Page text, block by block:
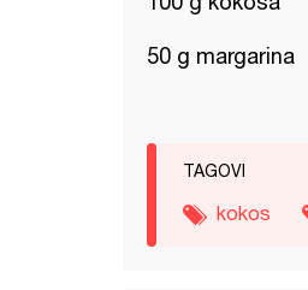
50 g margarina
TAGOVI
kokos